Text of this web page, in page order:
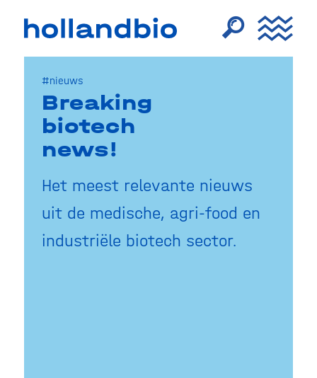
#nieuws
Breaking
biotech
news!
Het meest relevante nieuws
uit de medische, agri-food en
industriële biotech sector.